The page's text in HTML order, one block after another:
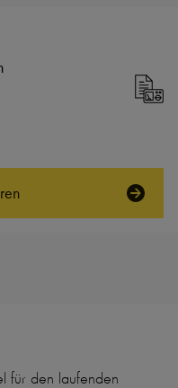
für den laufenden